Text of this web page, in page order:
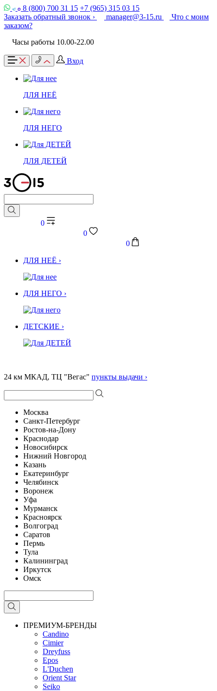
8 (800) 700 31 15 +7 (965) 315 03 15
Заказать обратный звонок ›
manager@3-15.ru
Что с моим
заказом?
Часы работы 10.00-22.00
Вход
ДЛЯ НЕЁ
ДЛЯ НЕГО
ДЛЯ ДЕТЕЙ
0
0
0
ДЛЯ НЕЁ ›
ДЛЯ НЕГО ›
ДЕТСКИЕ ›
24 км МКАД, ТЦ "Вегас" пункты выдачи ›
Москва
Санкт-Петербург
Ростов-на-Дону
Краснодар
Новосибирск
Нижний Новгород
Казань
Екатеринбург
Челябинск
Воронеж
Уфа
Мурманск
Красноярск
Волгоград
Саратов
Пермь
Тула
Калининград
Иркутск
Омск
ПРЕМИУМ-БРЕНДЫ
Candino
Cimier
Dreyfuss
Epos
L'Duchen
Orient Star
Seiko